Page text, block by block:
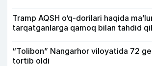
Tramp AQSH o‘q-dorilari haqida
tarqatganlarga qamoq bilan tahdid
“Tolibon” Nangarhor viloyatida 72
tortib oldi